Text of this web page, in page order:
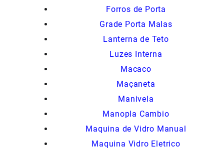
Forros de Porta
Grade Porta Malas
Lanterna de Teto
Luzes Interna
Macaco
Maçaneta
Manivela
Manopla Cambio
Maquina de Vidro Manual
Maquina Vidro Eletrico